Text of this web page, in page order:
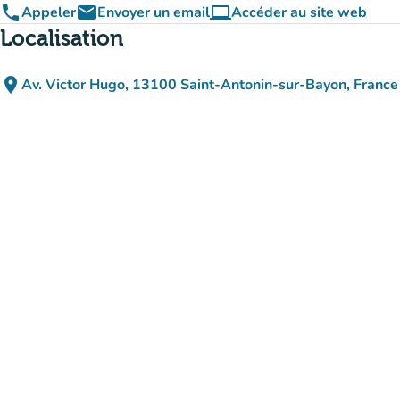
phoneAppeleremailEnvoyer un emailcomputerAccéder au site web
(nouvel onglet)
Localisation
place Av. Victor Hugo, 13100 Saint-Antonin-sur-Bayon, France
(ouvrir dans Google Maps)
(nouvel onglet)